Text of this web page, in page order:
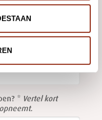
formulier, dan
Vertel kort